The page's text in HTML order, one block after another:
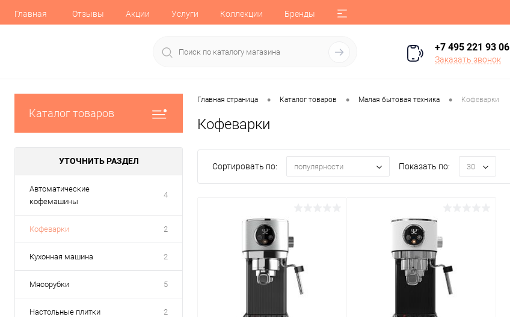
Главная Отзывы Акции Услуги Коллекции Бренды
+7 495 221 93 06
Заказать звонок
Каталог товаров
УТОЧНИТЬ РАЗДЕЛ
Автоматические
кофемашины
4
Кофеварки 2
Кухонная машина 2
Мясорубки 5
Настольные плитки 2
Главная страница • Каталог товаров • Малая бытовая техника • Кофеварки
Кофеварки
Сортировать по: популярности Показать по: 30